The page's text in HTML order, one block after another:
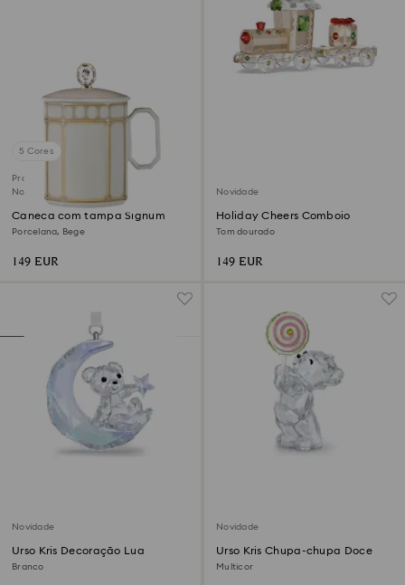
5 Cores
Produto para membros SCS
Novidade
Caneca com tampa Signum
Porcelana, Bege
149 EUR
Novidade
Holiday Cheers Comboio
Tom dourado
149 EUR
Novidade
Urso Kris Decoração Lua
Branco
Novidade
Urso Kris Chupa-chupa Doce
Multicor